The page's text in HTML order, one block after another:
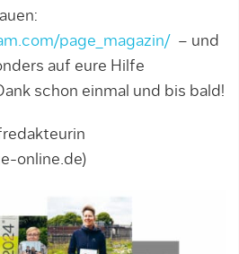
page_magazin/ – und
auf eure Hilfe
schon ein­mal und bis bald!
online.de)